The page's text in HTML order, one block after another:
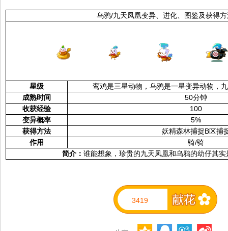
乌鸦/九天凤凰变异、进化、图鉴及获得
星级
鸾鸡是三星动物，乌鸦是一星变异动物，
成熟时间
50分钟
收获经验
100
变异概率
5%
获得方法
妖精森林捕捉B区捕
作用
骑/骑
简介： 谁能想象，珍贵的九天凤凰和乌鸦的幼仔其
3419